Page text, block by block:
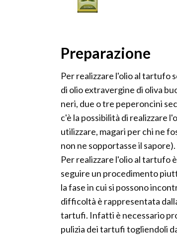
Preparazione
Per realizzare l'olio al tartufo
di olio extravergine di oliva
neri, due o tre peperoncini
c'è la possibilità di realizzare
utilizzare, magari per chi ne
non ne sopportasse il sapore).
Per realizzare l'olio al tartufo
seguire un procedimento
la fase in cui si possono
difficoltà è rappresentata
tartufi. Infatti è necessario
pulizia dei tartufi togliendoli